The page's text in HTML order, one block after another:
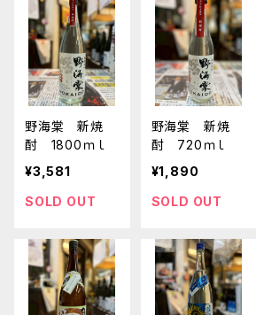
野海棠 新焼
酎 1800ｍｌ
¥3,581
SOLD OUT
野海棠 新焼
酎 720ｍｌ
¥1,890
SOLD OUT